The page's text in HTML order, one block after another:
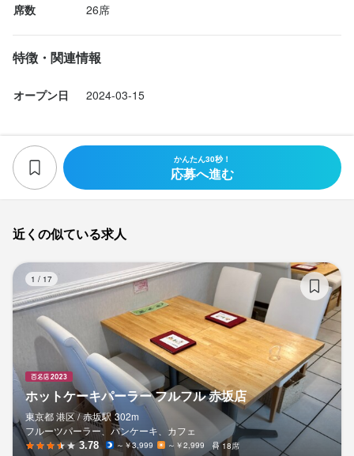
席数 26席
特徴・関連情報
オープン日 2024-03-15
かんたん30秒！
応募へ進む
近くの似ている求人
1 / 17
ホットケーキパーラー フルフル 赤坂店
東京都 港区 / 赤坂駅 302m
フルーツパーラー、パンケーキ、カフェ
3.78 ～￥3,999 ～￥2,999 18席